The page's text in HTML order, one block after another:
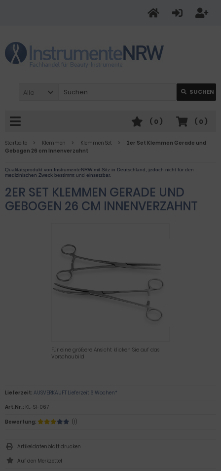
Alle SUCHEN
( 0 )
( 0 )
Startseite Klemmen Klemmen Set
2er Set Klemmen Gerade und
Gebogen 26 cm Innenverzahnt
2ER SET KLEMMEN GERADE UND
GEBOGEN 26 CM INNENVERZAHNT
Für eine größere Ansicht klicken Sie auf das
Vorschaubild
Lieferzeit: AUSVERKAUFT Lieferzeit 6 Wochen*
Art.Nr.: KL-SI-067
Bewertung:
(1)
Artikeldatenblatt drucken